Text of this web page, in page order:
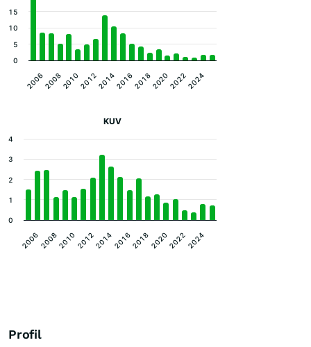
2006200820102012201420162018202020222024
0
5
10
15
KUV
2006200820102012201420162018202020222024
0
1
2
3
4
Profil